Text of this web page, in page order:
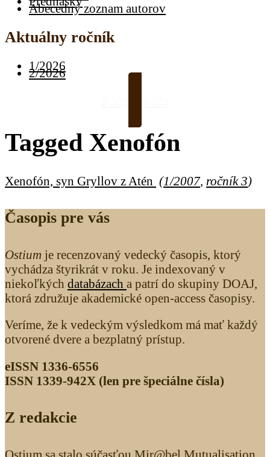
Abecedný zoznam autorov
Aktuálny ročník
1/2026
2/2026
Tagged Xenofón
Xenofón, syn Gryllov z Atén (1/2007, ročník 3)
Časopis pre vás
Ostium je recenzovaný vedecký časopis, ktorý
vychádza štyrikrát v roku. Je indexovaný v
niekoľkých databázach a patrí do skupiny DOAJ,
ktorá združuje akademické open-access časopisy.
Veríme, že k vedeckým výsledkom má mať každý
otvorené dvere a bezplatný prístup.
eISSN 1336-6556
ISSN 1339­-942X (len pre špeciálne čísla)
Z redakcie